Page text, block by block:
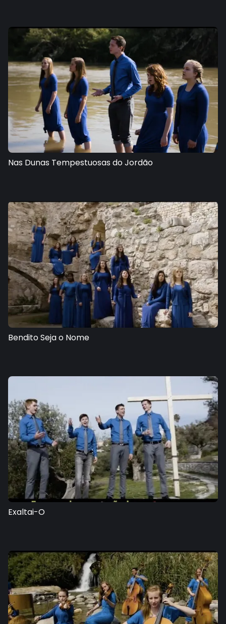
Nas Dunas Tempestuosas do Jordão
Bendito Seja o Nome
Exaltai-O